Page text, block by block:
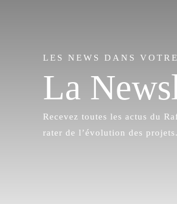
LES NEWS DANS
La
Recevez toutes les actus du
rater de l’évolution des projets.